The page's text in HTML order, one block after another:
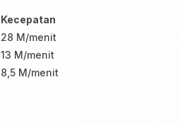
Kecepatan
28 M/menit
13 M/menit
8,5 M/menit